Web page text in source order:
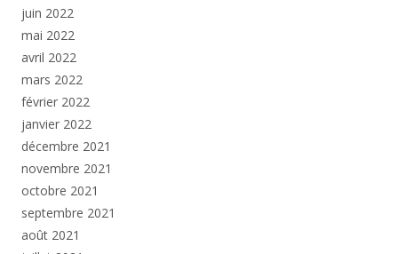
juin 2022
mai 2022
avril 2022
mars 2022
février 2022
janvier 2022
décembre 2021
novembre 2021
octobre 2021
septembre 2021
août 2021